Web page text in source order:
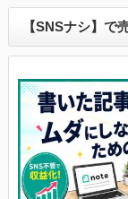
【SNSナシ】で